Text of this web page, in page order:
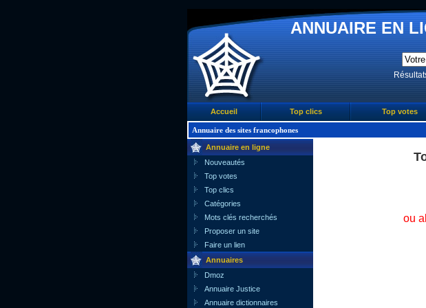
ANNUAIRE EN
Accueil Top clics Top votes
Annuaire des sites francophones
Annuaire en ligne
Nouveautés
Top votes
Top clics
Catégories
Mots clés recherchés
Proposer un site
Faire un lien
Annuaires
Dmoz
Annuaire Justice
Annuaire dictionnaires
ou